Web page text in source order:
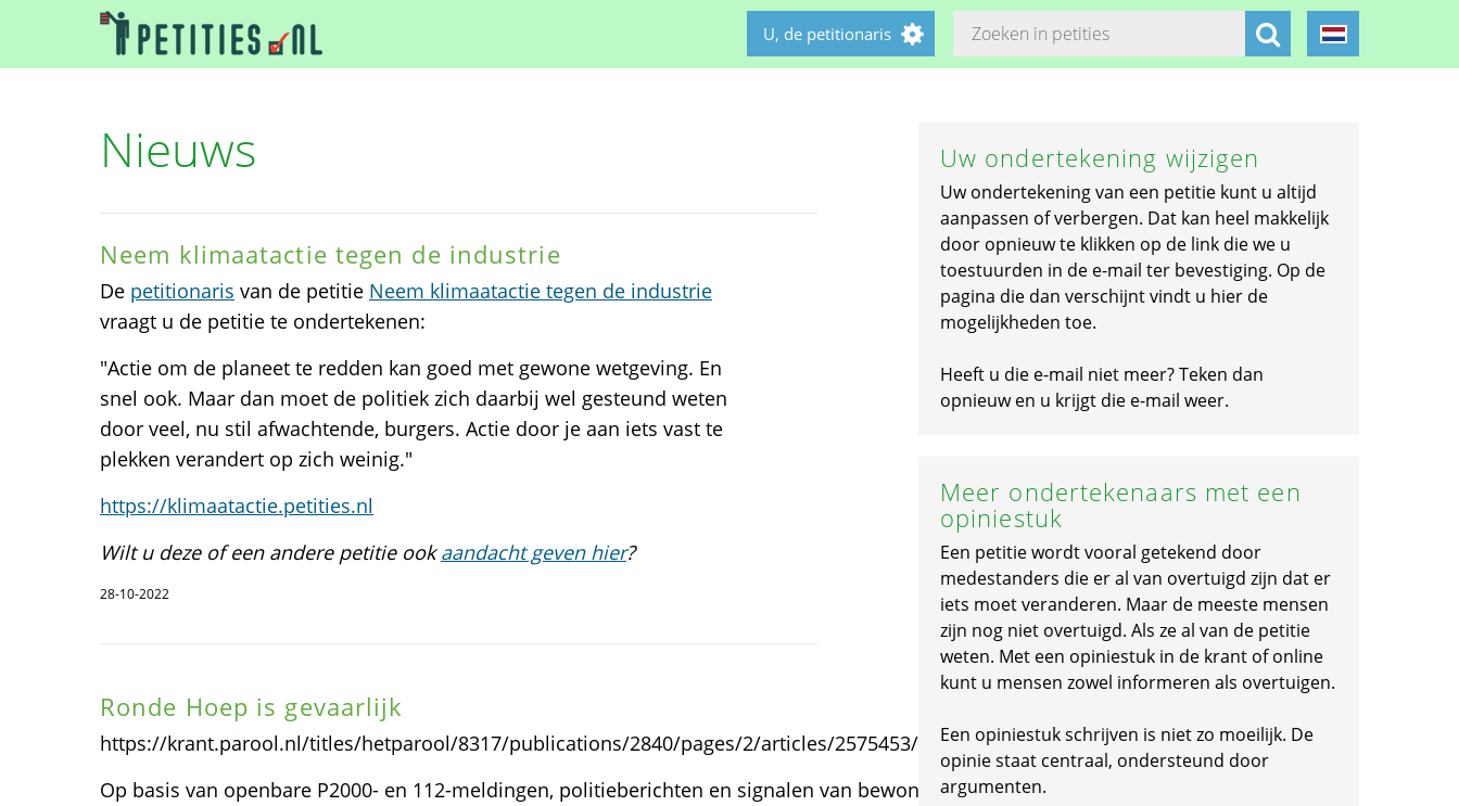
U, de petitionaris
Nieuws
Neem klimaatactie tegen de industrie
De petitionaris van de petitie Neem klimaatactie tegen de industrie
vraagt u de petitie te ondertekenen:
"Actie om de planeet te redden kan goed met gewone wetgeving. En
snel ook. Maar dan moet de politiek zich daarbij wel gesteund weten
door veel, nu stil afwachtende, burgers. Actie door je aan iets vast te
plekken verandert op zich weinig."
https://klimaatactie.petities.nl
Wilt u deze of een andere petitie ookaandacht geven hier?
28-10-2022
Ronde Hoep is gevaarlijk
https://krant.parool.nl/titles/hetparool/8317/publications/2840/pages/2/articles/2575453/2/1
Op basis van openbare P2000- en 112-meldingen, politieberichten en signalen van bewoners
Uw ondertekening wijzigen
Uw ondertekening van een petitie kunt u altijd
aanpassen of verbergen. Dat kan heel makkelijk
door opnieuw te klikken op de link die we u
toestuurden in de e-mail ter bevestiging. Op de
pagina die dan verschijnt vindt u hier de
mogelijkheden toe.
Heeft u die e-mail niet meer? Teken dan
opnieuw en u krijgt die e-mail weer.
Meer ondertekenaars met een
opiniestuk
Een petitie wordt vooral getekend door
medestanders die er al van overtuigd zijn dat er
iets moet veranderen. Maar de meeste mensen
zijn nog niet overtuigd. Als ze al van de petitie
weten. Met een opiniestuk in de krant of online
kunt u mensen zowel informeren als overtuigen.
Een opiniestuk schrijven is niet zo moeilijk. De
opinie staat centraal, ondersteund door
argumenten.